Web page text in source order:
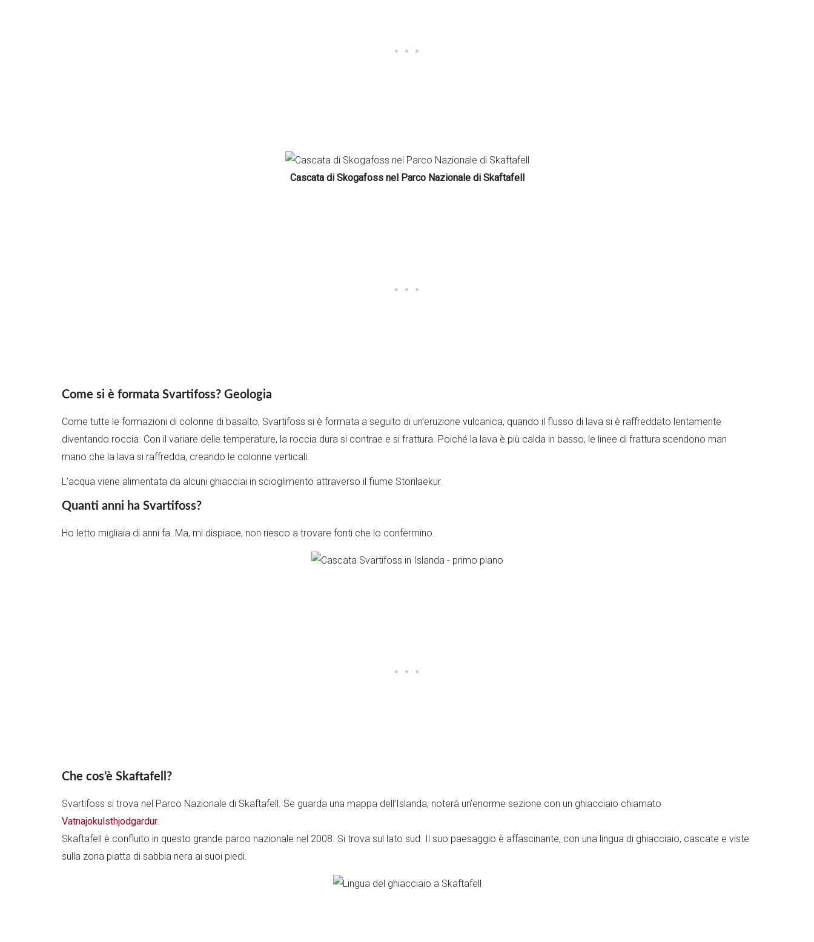
Cascata di Skogafoss nel Parco Nazionale di Skaftafell
Come si è formata Svartifoss? Geologia
Come tutte le formazioni di colonne di basalto, Svartifoss si è formata a seguito di un’eruzione vulcanica, quando il flusso di lava si è raffreddato lentamente
diventando roccia. Con il variare delle temperature, la roccia dura si contrae e si frattura. Poiché la lava è più calda in basso, le linee di frattura scendono man
mano che la lava si raffredda, creando le colonne verticali.
L’acqua viene alimentata da alcuni ghiacciai in scioglimento attraverso il fiume Storilaekur.
Quanti anni ha Svartifoss?
Ho letto migliaia di anni fa. Ma, mi dispiace, non riesco a trovare fonti che lo confermino.
Che cos’è Skaftafell?
Svartifoss si trova nel Parco Nazionale di Skaftafell. Se guarda una mappa dell’Islanda, noterà un’enorme sezione con un ghiacciaio chiamato
Vatnajokulsthjodgardur
Skaftafell è confluito in questo grande parco nazionale nel 2008. Si trova sul lato sud. Il suo paesaggio è affascinante, con una lingua di ghiacciaio, cascate e viste
sulla zona piatta di sabbia nera ai suoi piedi.